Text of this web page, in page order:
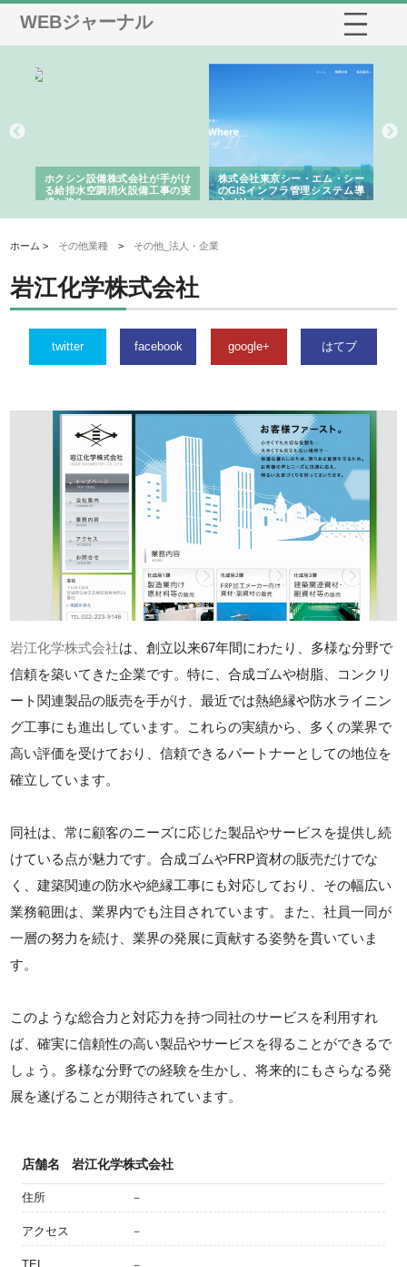
WEBジャーナル
ホクシン設備株式会社が手がけ
る給排水空調消火設備工事の実
績と強み
株式会社東京シー・エム・シー
のGISインフラ管理システム導
入メリット
ホーム > その他業種 > その他_法人・企業
岩江化学株式会社
twitter facebook google+ はてブ
岩江化学株式会社は、創立以来67年間にわたり、多様な分野で
信頼を築いてきた企業です。特に、合成ゴムや樹脂、コンクリ
ート関連製品の販売を手がけ、最近では熱絶縁や防水ライニン
グ工事にも進出しています。これらの実績から、多くの業界で
高い評価を受けており、信頼できるパートナーとしての地位を
確立しています。
同社は、常に顧客のニーズに応じた製品やサービスを提供し続
けている点が魅力です。合成ゴムやFRP資材の販売だけでな
く、建築関連の防水や絶縁工事にも対応しており、その幅広い
業務範囲は、業界内でも注目されています。また、社員一同が
一層の努力を続け、業界の発展に貢献する姿勢を貫いていま
す。
このような総合力と対応力を持つ同社のサービスを利用すれ
ば、確実に信頼性の高い製品やサービスを得ることができるで
しょう。多様な分野での経験を生かし、将来的にもさらなる発
展を遂げることが期待されています。
店舗名 岩江化学株式会社
住所 －
アクセス －